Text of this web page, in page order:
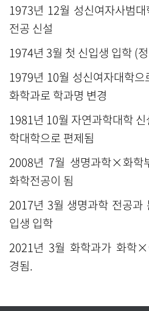
1973년 12월 성신여자사범
전공 신설
1974년 3월 첫 신입생 입학 (
1979년 10월 성신여자대학
화학과로 학과명 변경
1981년 10월 자연과학대학
학대학으로 편제됨
2008년 7월 생명과학×화학
화학전공이 됨
2017년 3월 생명과학 전공과
입생 입학
2021년 3월 화학과가 화학×
경됨.